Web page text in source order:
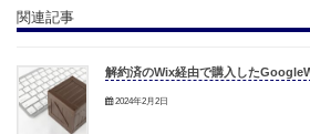
関連記事
解約済のWix経由で購入した
2024年2月2日